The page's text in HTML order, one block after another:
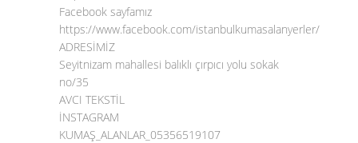
Facebook sayfamız
https://www.facebook.com/istanbulkumasalanyerler/
ADRESİMİZ
Seyitnizam mahallesi balıklı çırpıcı yolu sokak
no/35
AVCI TEKSTİL
İNSTAGRAM
KUMAŞ_ALANLAR_05356519107